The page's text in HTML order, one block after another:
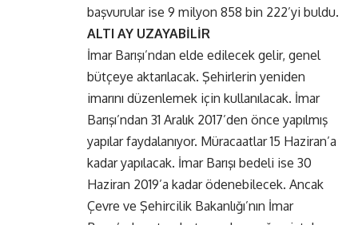
başvurular ise 9 milyon 858 bin 222’yi buldu.
ALTI AY UZAYABİLİR
İmar Barışı’ndan elde edilecek gelir, genel
bütçeye aktarılacak. Şehirlerin yeniden
imarını düzenlemek için kullanılacak. İmar
Barışı’ndan 31 Aralık 2017’den önce yapılmış
yapılar faydalanıyor. Müracaatlar 15 Haziran’a
kadar yapılacak. İmar Barışı bedeli ise 30
Haziran 2019’a kadar ödenebilecek. Ancak
Çevre ve Şehircilik Bakanlığı’nın İmar